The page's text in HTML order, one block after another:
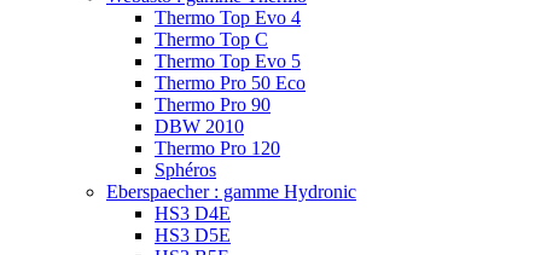
Thermo Top Evo 4
Thermo Top C
Thermo Top Evo 5
Thermo Pro 50 Eco
Thermo Pro 90
DBW 2010
Thermo Pro 120
Sphéros
Eberspaecher : gamme Hydronic
HS3 D4E
HS3 D5E